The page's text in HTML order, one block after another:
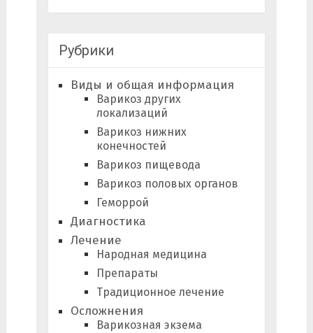
Рубрики
Виды и общая информация
Варикоз других
локализаций
Варикоз нижних
конечностей
Варикоз пищевода
Варикоз половых органов
Геморрой
Диагностика
Лечение
Народная медицина
Препараты
Традиционное лечение
Осложнения
Варикозная экзема